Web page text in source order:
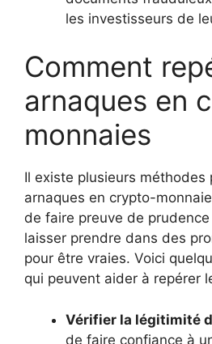
les investisseurs de
Comment
arnaques en
monnaies
Il existe plusieurs méthodes
arnaques en crypto-
de faire preuve de
laisser prendre dans des
pour être vraies. Voici
qui peuvent aider à repérer
Vérifier la légitimité
de faire confiance à